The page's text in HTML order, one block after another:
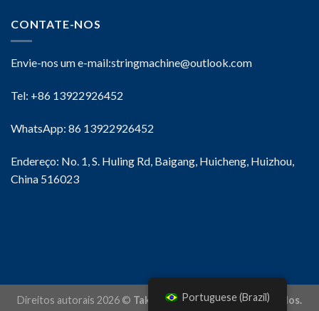
CONTATE-NOS
Envie-nos um e-mail:stringmachine@outlook.com
Tel: +86 13922926452
WhatsApp: 86 13922926452
Endereço: No. 1, S. Huling Rd, Baigang, Huicheng, Huizhou,
China 516023
Direitos autorais 2026 © Taku Todos os direitos reservados.
Portuguese (Brazil)